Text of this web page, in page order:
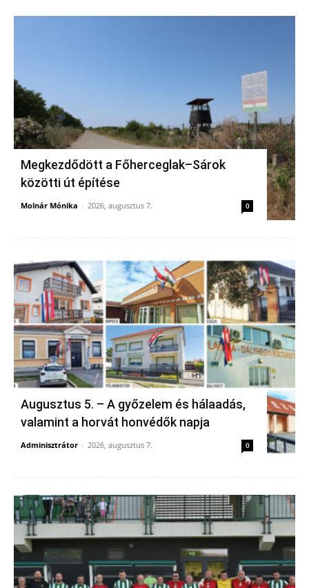
Megkezdődött a Főherceglak–Sárok
közötti út építése
Molnár Mónika - 2026, augusztus 7. 0
Augusztus 5. – A győzelem és hálaadás,
valamint a horvát honvédők napja
Adminisztrátor - 2026, augusztus 7. 0